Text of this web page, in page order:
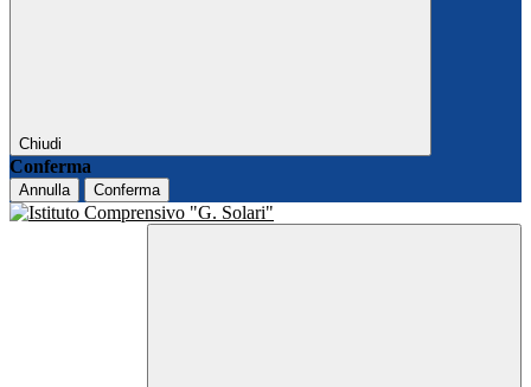
Chiudi
Conferma
Annulla Conferma